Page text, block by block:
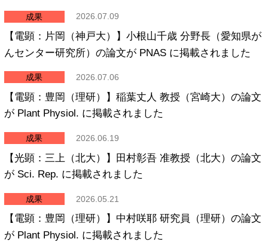
成果 2026.07.09
【電顕：片岡（神戸大）】小根山千歳 分野長（愛知県が
んセンター研究所）の論文が PNAS に掲載されました
成果 2026.07.06
【電顕：豊岡（理研）】稲葉丈人 教授（宮崎大）の論文
が Plant Physiol. に掲載されました
成果 2026.06.19
【光顕：三上（北大）】田村彰吾 准教授（北大）の論文
が Sci. Rep. に掲載されました
成果 2026.05.21
【電顕：豊岡（理研）】中村咲耶 研究員（理研）の論文
が Plant Physiol. に掲載されました